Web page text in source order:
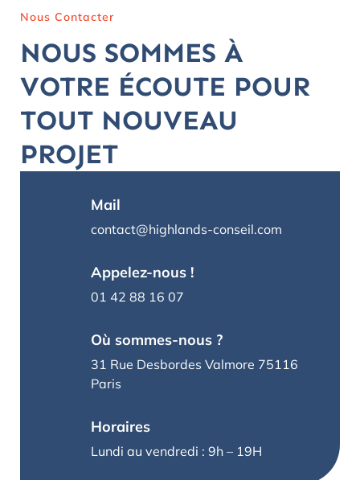
Nous Contacter
NOUS SOMMES À
VOTRE ÉCOUTE POUR
TOUT NOUVEAU
PROJET
Mail
contact@highlands-conseil.com
Appelez-nous !
01 42 88 16 07
Où sommes-nous ?
31 Rue Desbordes Valmore 75116
Paris
Horaires
Lundi au vendredi : 9h – 19H